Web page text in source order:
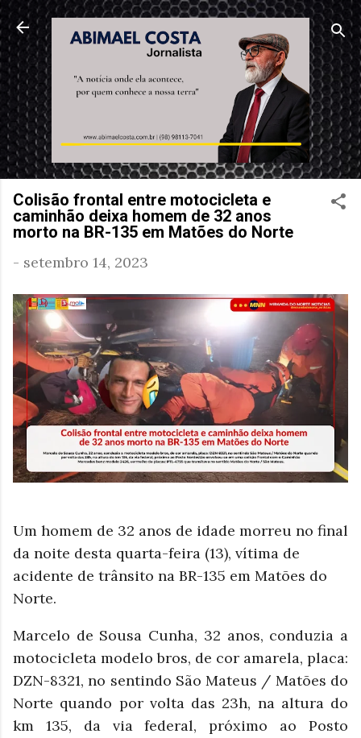
Pular para o conteúdo principal
Colisão frontal entre motocicleta e
caminhão deixa homem de 32 anos
morto na BR-135 em Matões do Norte
- setembro 14, 2023
Um homem de 32 anos de idade morreu no final
da noite desta quarta-feira (13), vítima de
acidente de trânsito na BR-135 em Matões do
Norte.
Marcelo de Sousa Cunha, 32 anos, conduzia a
motocicleta modelo bros, de cor amarela, placa:
DZN-8321, no sentindo São Mateus / Matões do
Norte quando por volta das 23h, na altura do
km 135, da via federal, próximo ao Posto